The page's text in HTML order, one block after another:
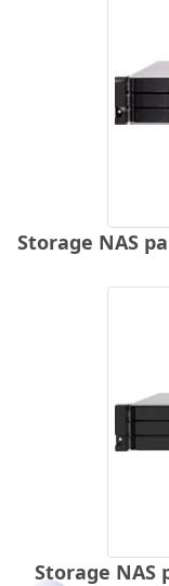
Storage NAS
Storage NAS